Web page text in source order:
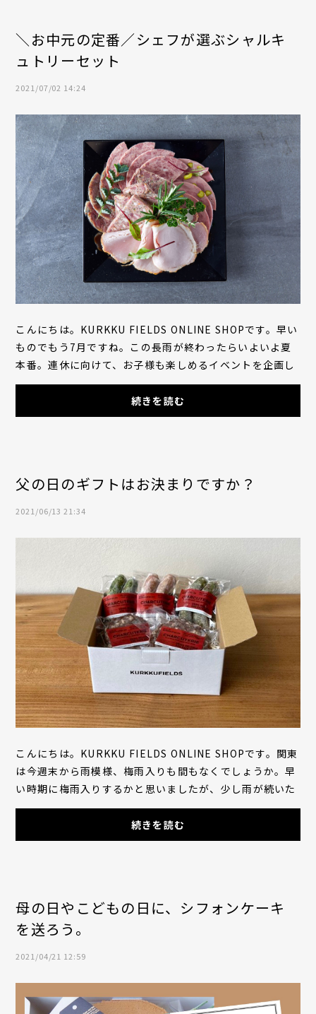
＼お中元の定番／シェフが選ぶシャルキ
ュトリーセット
2021/07/02 14:24
こんにちは。KURKKU FIELDS ONLINE SHOPです。早い
ものでもう7月ですね。この長雨が終わったらいよいよ夏
本番。連休に向けて、お子様も楽しめるイベントを企画し
ています。なかなか遠くまで足を延ばしづらい情勢...
続きを読む
父の日のギフトはお決まりですか？
2021/06/13 21:34
こんにちは。KURKKU FIELDS ONLINE SHOPです。関東
は今週末から雨模様、梅雨入りも間もなくでしょうか。早
い時期に梅雨入りするかと思いましたが、少し雨が続いた
後は晴れ間が続き、その間に小麦の収穫も終えるこ...
続きを読む
母の日やこどもの日に、シフォンケーキ
を送ろう。
2021/04/21 12:59